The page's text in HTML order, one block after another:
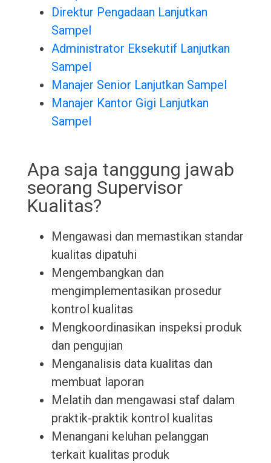
Direktur Pengadaan Lanjutkan
Sampel
Administrator Eksekutif Lanjutkan
Sampel
Manajer Senior Lanjutkan Sampel
Manajer Kantor Gigi Lanjutkan
Sampel
Apa saja tanggung jawab
seorang Supervisor
Kualitas?
Mengawasi dan memastikan standar
kualitas dipatuhi
Mengembangkan dan
mengimplementasikan prosedur
kontrol kualitas
Mengkoordinasikan inspeksi produk
dan pengujian
Menganalisis data kualitas dan
membuat laporan
Melatih dan mengawasi staf dalam
praktik-praktik kontrol kualitas
Menangani keluhan pelanggan
terkait kualitas produk